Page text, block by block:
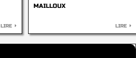
LIRE
MAILLOUX
LIRE